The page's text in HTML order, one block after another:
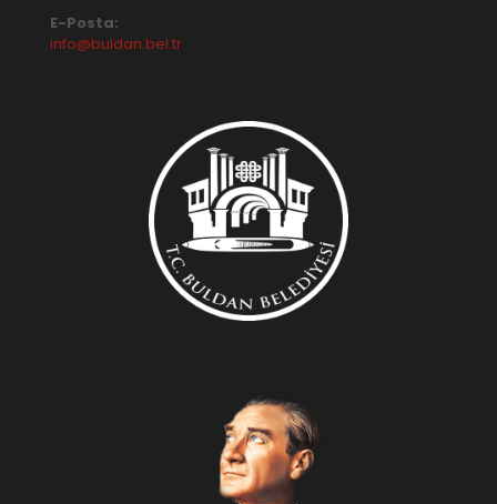
E-Posta:
info@buldan.bel.tr